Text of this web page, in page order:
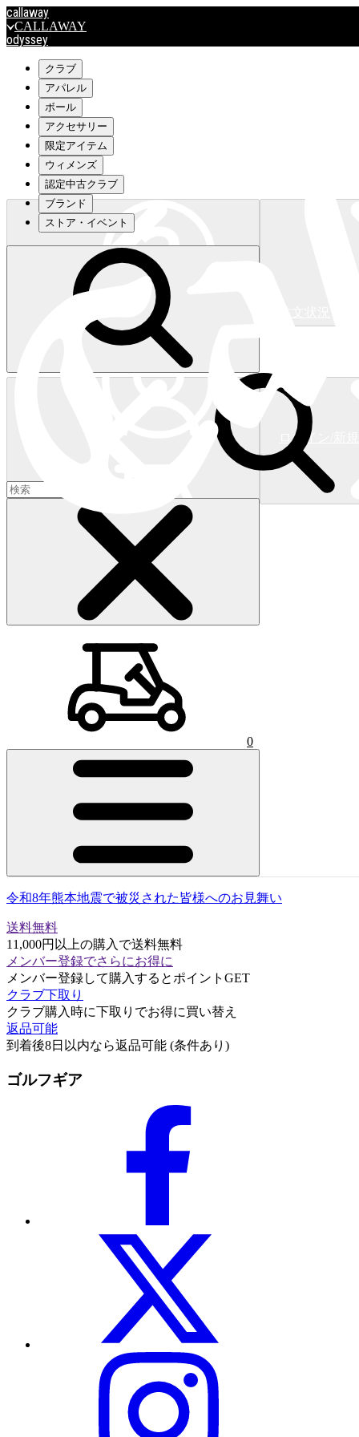
callaway
CALLAWAY
odyssey
travismathew
outlet
OUTLET
キャロウェイアパレルはこちら>>>
キャロウェイアパレルはこちら>>>
ログイン/新
ショッピングカート 0)
クラブ
アパレル
ボール
アクセサリー
限定アイテム
ウィメンズ
認定中古クラブ
ブランド
ストア・イベント
0
令和8年熊本地震で被災された皆様へのお見舞い
送料無料
11,000円以上の購入で送料無料
メンバー登録でさらにお得に
メンバー登録して購入するとポイントGET
クラブ下取り
クラブ購入時に下取りでお得に買い替え
返品可能
到着後8日以内なら返品可能 (条件あり)
ゴルフギア